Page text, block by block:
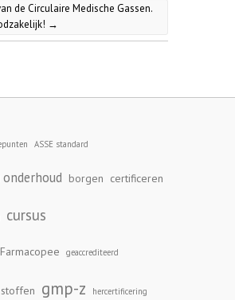
de Circulaire Medische Gassen.
→
ASSE standard
borgen certificeren
cursus
geaccrediteerd
gmp-z hercertificering